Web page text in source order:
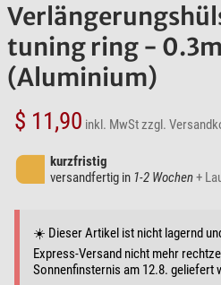
tuning ring -
(Aluminium)
$ 11,90 inkl. MwStzzgl.
kurzfristig
versandfertig in 1-2 Wochen+
☀️ Dieser Artikel ist nicht lagernd
Express-Versand nicht mehr
Sonnenfinsternis am 12.8. geliefert